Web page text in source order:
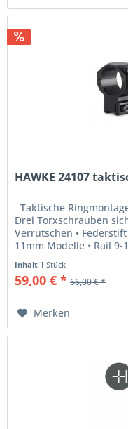
HAWKE 24107
Taktische
Drei Torxschrauben
Verrutschen •
11mm Modelle • Rail
Inhalt 1 Stück
59,00 € * 66,00 € *
Merken